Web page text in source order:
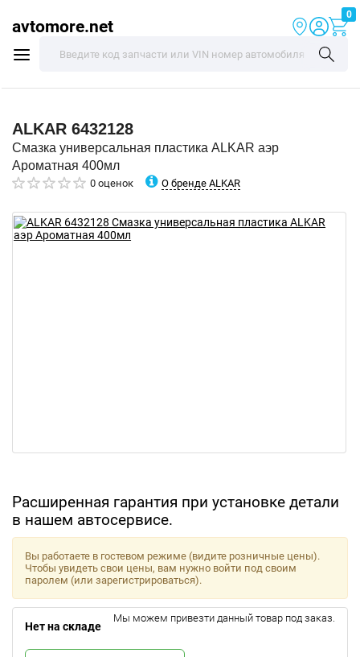
avtomore.net
0
ALKAR 6432128
Смазка универсальная пластика ALKAR аэр
Ароматная 400мл
0 оценок О бренде ALKAR
Расширенная гарантия при установке детали
в нашем автосервисе.
Вы работаете в гостевом режиме (видите розничные цены).
Чтобы увидеть свои цены, вам нужно войти под своим
паролем (или зарегистрироваться).
Нет на складе
Мы можем привезти данный товар под заказ.